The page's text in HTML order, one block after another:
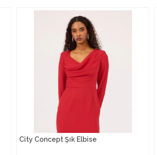
City Concept Şık Elbise